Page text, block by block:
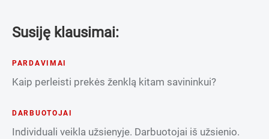
Susiję klausimai:
PARDAVIMAI
Kaip perleisti prekės ženklą kitam savininkui?
DARBUOTOJAI
Individuali veikla užsienyje. Darbuotojai iš užsienio.